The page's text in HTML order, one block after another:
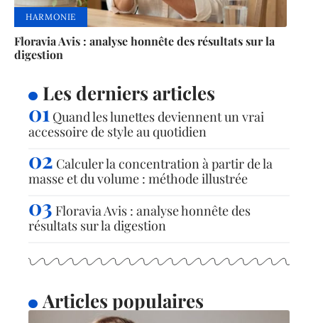
HARMONIE
Floravia Avis : analyse honnête des résultats sur la
digestion
Les derniers articles
Quand les lunettes deviennent un vrai
accessoire de style au quotidien
Calculer la concentration à partir de la
masse et du volume : méthode illustrée
Floravia Avis : analyse honnête des
résultats sur la digestion
Articles populaires